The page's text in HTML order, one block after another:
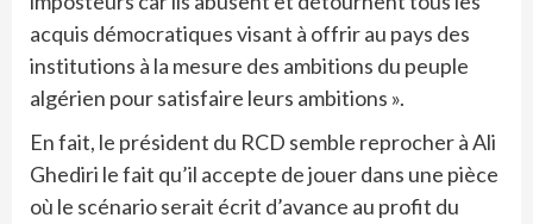
acquis démocratiques visant à offrir au pays des
institutions à la mesure des ambitions du peuple
algérien pour satisfaire leurs ambitions ».
En fait, le président du RCD semble reprocher à Ali
Ghediri le fait qu’il accepte de jouer dans une pièce
où le scénario serait écrit d’avance au profit du